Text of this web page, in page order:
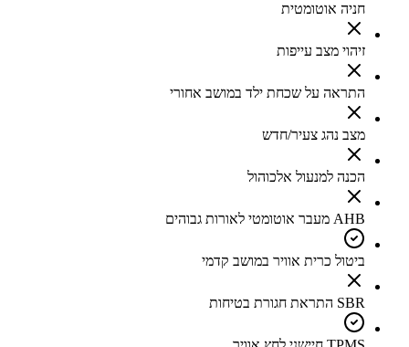
חניה אוטומטית
זיהוי מצב עייפות
התראה על שכחת ילד במושב אחורי
מצב נהג צעיר/חדש
הכנה למנעול אלכוהול
AHB מעבר אוטומטי לאורות גבוהים
ביטול כרית אוויר במושב קדמי
SBR התראת חגורת בטיחות